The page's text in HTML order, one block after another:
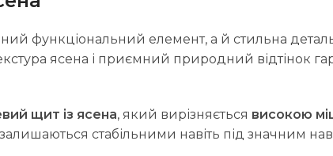
функціональний елемент, а й стильна деталь
ясена і приємний природний відтінок
щит із ясена, який вирізняється високою
стабільними навіть під значним